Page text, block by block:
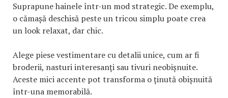
Suprapune hainele într-un mod strategic. De exemplu,
o cămașă deschisă peste un tricou simplu poate crea
un look relaxat, dar chic.
Alege piese vestimentare cu detalii unice, cum ar fi
broderii, nasturi interesanți sau tivuri neobișnuite.
Aceste mici accente pot transforma o ținută obișnuită
într-una memorabilă.